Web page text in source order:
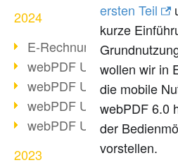
2024
E-Rechnungsstellung ab
webPDF Update
webPDF Update
webPDF Update
webPDF Update
2023
ersten Teil
kurze
wollen wir in
die mobile
webPDF 6.0
der
vorstellen.